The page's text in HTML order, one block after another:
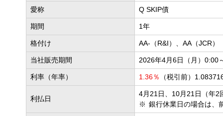
愛称 Q SKIP債
期間 1年
格付け AA-（R&I）、AA（JCR）
当社販売期間 2026年4月6日（月）0:00
利率（年率） 1.36％ （税引前）
利払日
4月21日、10月21日（年2
銀行休業日の場合は、